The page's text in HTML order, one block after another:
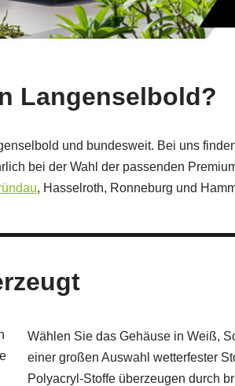
Langenselbold?
und bundesweit. Bei uns
bei der Wahl der passenden
, Hasselroth, Ronneburg und
Wählen Sie das Gehäuse in Weiß,
einer großen Auswahl wetterfester
Polyacryl-Stoffe überzeugen durch